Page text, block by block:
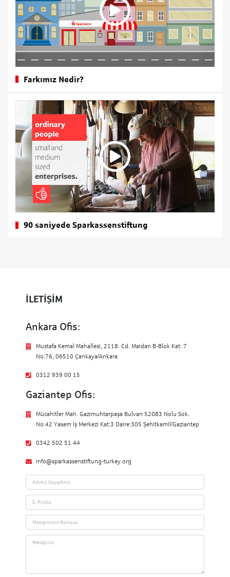
Farkımız Nedir?
90 saniyede Sparkassenstiftung
İLETİŞİM
Ankara Ofis:
Mustafa Kemal Mahallesi, 2118. Cd. Maidan B-Blok Kat: 7
No:76, 06510 Çankaya/Ankara
0312 939 00 15
Gaziantep Ofis:
Mücahitler Mah. Gazimuhtarpaşa Bulvarı 52083 Nolu Sok.
No:42 Yasem İş Merkezi Kat:3 Daire:305 Şehitkamil/Gaziantep
0342 502 51 44
info@sparkassenstiftung-turkey.org